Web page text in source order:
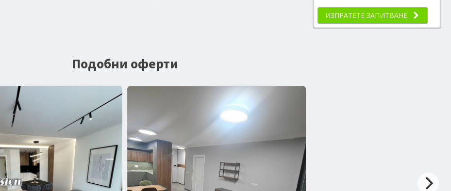
ИЗПРАТЕТЕ ЗАПИТВАНЕ
Подобни оферти